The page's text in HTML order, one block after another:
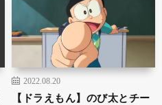
2022.08.20
【ドラえもん】のび太とチー